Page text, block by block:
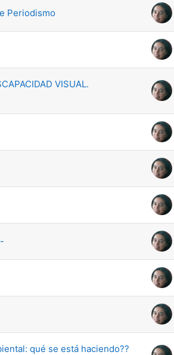
Periodismo
VISUAL.
qué se está haciendo??